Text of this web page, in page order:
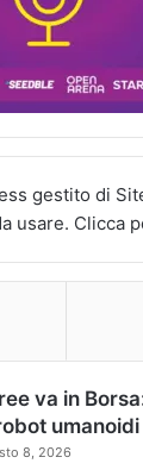
va in
umanoidi
8, 2026